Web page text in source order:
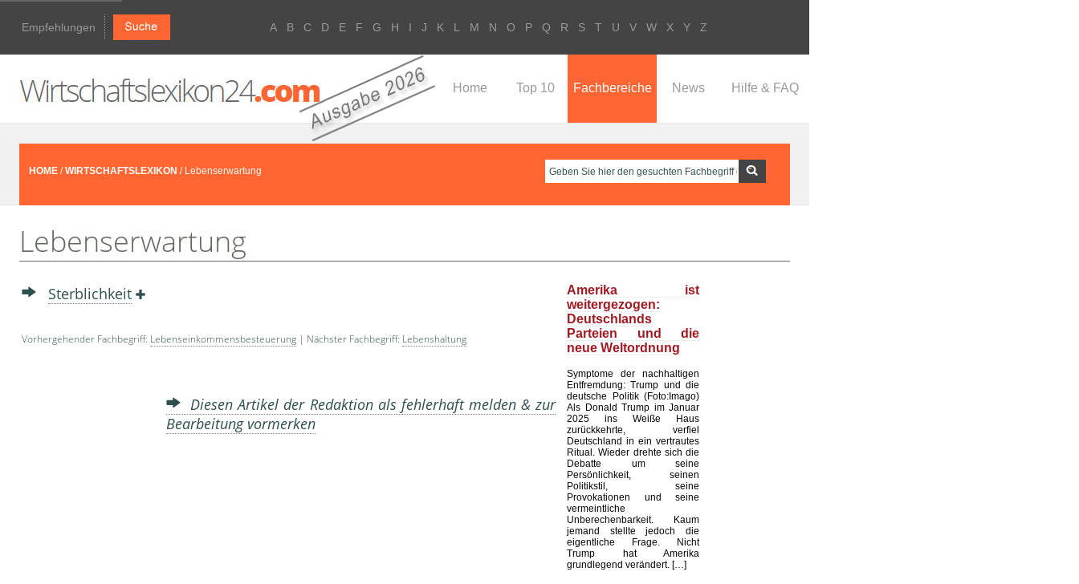
Empfehlungen A B C D E F G H I J K L M N O P Q R S T U V W X Y Z
Home Top 10 Fachbereiche News Hilfe & FAQ
HOME /WIRTSCHAFTSLEXIKON / Lebenserwartung
Lebenserwartung
Sterblichkeit
Vorhergehender Fachbegriff: Lebenseinkommensbesteuerung | Nächster Fachbegriff: Lebenshaltung
Diesen Artikel der Redaktion als fehlerhaft melden & zur
Bearbeitung vormerken
Amerika ist
weitergezogen:
Deutschlands
Parteien und die
neue Weltordnung
Symptome der nachhaltigen
Entfremdung: Trump und die
deutsche Politik (Foto:Imago)
Als Donald Trump im Januar
2025 ins Weiße Haus
zurückkehrte, verfiel
Deutschland in ein vertrautes
Ritual. Wieder drehte sich die
Debatte um seine
Persönlichkeit, seinen
Politikstil, seine
Provokationen und seine
vermeintliche
Unberechenbarkeit. Kaum
jemand stellte jedoch die
eigentliche Frage. Nicht
Trump hat Amerika
grundlegend verändert. […]